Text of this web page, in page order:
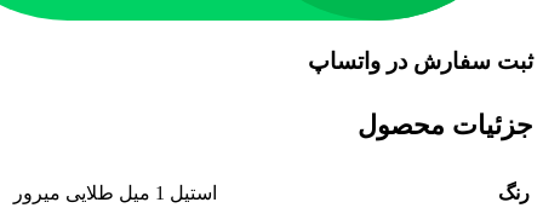
ثبت سفارش در واتساپ
جزئیات محصول
رنگ استیل 1 میل طلایی میرور